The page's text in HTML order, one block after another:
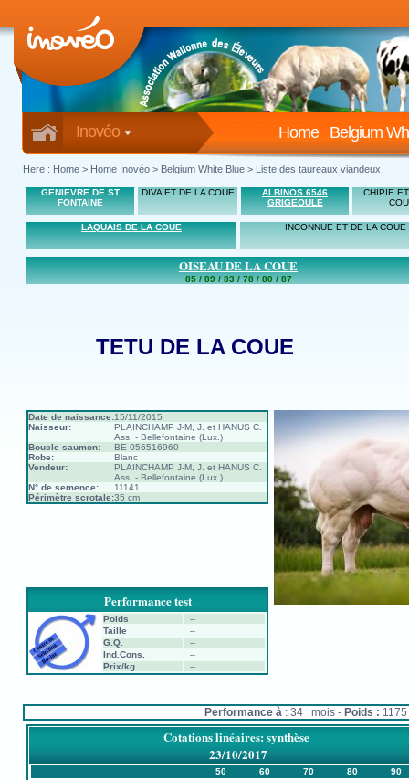
Inovéo Belgium
Home
Here : Home > Home Inovéo > Belgium White Blue > Liste des taureaux viandeux
GENIEVRE DE ST
FONTAINE
DIVA ET DE LA COUE
ALBINOS 6546
GRIGEOULE
CHIPIE
LAQUAIS DE LA COUE INCONNUE ET DE LA COUE
OISEAU DE LA COUE
85 / 89 / 83 / 78 / 80 / 87
TETU DE LA COUE
Date de naissance:15/11/2015
Naisseur:
PLAINCHAMP J-M, J. et HANUS C.
Ass. - Bellefontaine (Lux.)
Boucle saumon:
BE 056516960
Robe:
Blanc
Vendeur:
PLAINCHAMP J-M, J. et HANUS C.
Ass. - Bellefontaine (Lux.)
N° de semence:
11141
Périmètre scrotale:35 cm
Performance test
Poids
--
Taille
--
G.Q.
--
Ind.Cons.
--
Prix/kg
--
Performance à : 34 mois - Poids :
Cotations linéaires: synthèse
23/10/2017
50 60 70 80
90